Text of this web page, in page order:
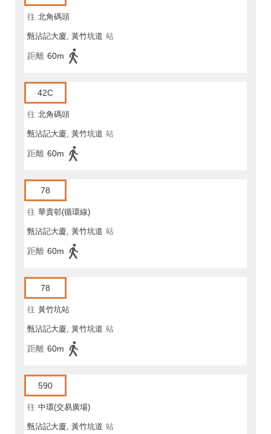
往 北角碼頭
甄沾記大廈, 黃竹坑道 站
距離 60m
42C
往 北角碼頭
甄沾記大廈, 黃竹坑道 站
距離 60m
78
往 華貴邨(循環線)
甄沾記大廈, 黃竹坑道 站
距離 60m
78
往 黃竹坑站
甄沾記大廈, 黃竹坑道 站
距離 60m
590
往 中環(交易廣場)
甄沾記大廈, 黃竹坑道 站